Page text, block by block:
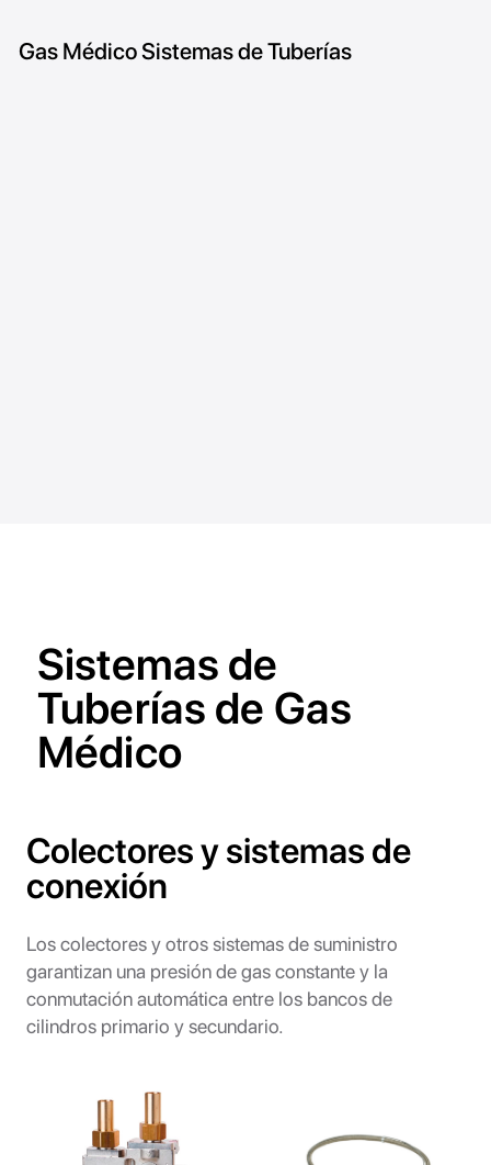
Gas Médico Sistemas de Tuberías
Sistemas de
Tuberías de Gas
Médico
Colectores y sistemas de
conexión
Los colectores y otros sistemas de suministro
garantizan una presión de gas constante y la
conmutación automática entre los bancos de
cilindros primario y secundario.